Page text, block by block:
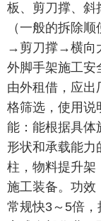
板、剪刀撑、斜
（一般的拆除
→剪刀撑→横向
外脚手架施工安
由外租借，应出
格筛选，使用说
能：能根据具体
形状和承载能力
柱，物料提升架
施工装备。功效
常规快3～5倍